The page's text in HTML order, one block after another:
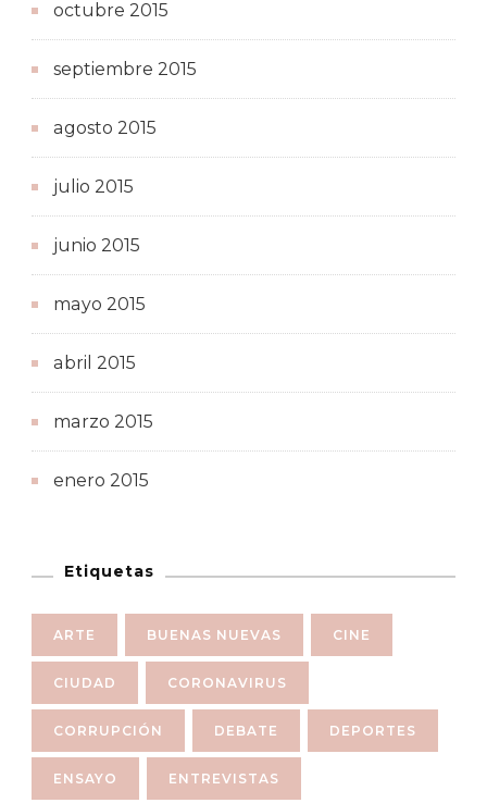
octubre 2015
septiembre 2015
agosto 2015
julio 2015
junio 2015
mayo 2015
abril 2015
marzo 2015
enero 2015
Etiquetas
ARTE BUENAS NUEVAS CINE
CIUDAD CORONAVIRUS
CORRUPCIÓN DEBATE DEPORTES
ENSAYO ENTREVISTAS